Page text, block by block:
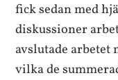
fick sedan med
diskussioner
avslutade arbetet
vilka de